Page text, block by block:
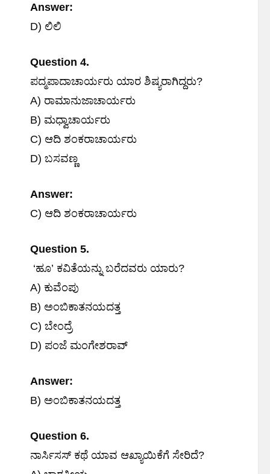
Answer:
D) ಲಿಲಿ
Question 4.
ಪದ್ಮಪಾದಾಚಾರ್ಯರು ಯಾರ ಶಿಷ್ಯರಾಗಿದ್ದರು?
A) ರಾಮಾನುಜಾಚಾರ್ಯರು
B) ಮಧ್ವಾಚಾರ್ಯರು
C) ಆದಿ ಶಂಕರಾಚಾರ್ಯರು
D) ಬಸವಣ್ಣ
Answer:
C) ಆದಿ ಶಂಕರಾಚಾರ್ಯರು
Question 5.
‘ಹೂ’ ಕವಿತೆಯನ್ನು ಬರೆದವರು ಯಾರು?
A) ಕುವೆಂಪು
B) ಅಂಬಿಕಾತನಯದತ್ತ
C) ಬೇಂದ್ರೆ
D) ಪಂಜೆ ಮಂಗೇಶರಾವ್
Answer:
B) ಅಂಬಿಕಾತನಯದತ್ತ
Question 6.
ನಾರ್ಸಿಸಸ್ ಕಥೆ ಯಾವ ಆಖ್ಯಾಯಿಕೆಗೆ ಸೇರಿದೆ?